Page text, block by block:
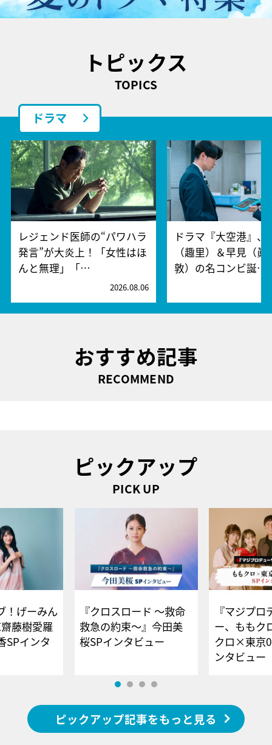
トピックス
TOPICS
ドラマ
レジェンド医師の“パワハラ
発言”が大炎上！「女性はほ
んと無理」「…
2026.08.06
ドラマ『大空港』、
（趣里）＆早見（眞
敦）の名コンビ誕…
おすすめ記事
RECOMMEND
ピックアップ
PICK UP
！げーみん
藤樹愛羅
SPインタ
『クロスロード ～救命
救急の約束～』今田美
桜SPインタビュー
『マジプロ
ー、ももク
クロ×東京
ンタビュー
ピックアップ記事をもっと見る